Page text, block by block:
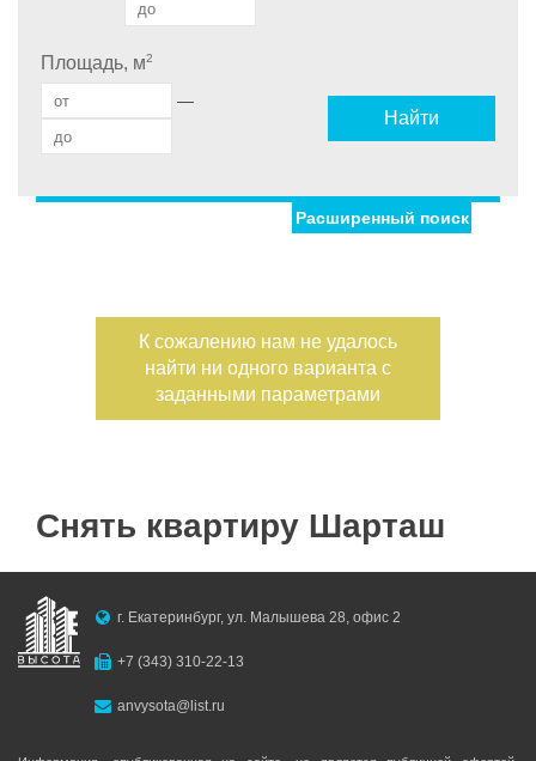
Площадь, м2
—
Найти
Дом С фото
Расширенный поиск
Снять квартиру Шарташ
К сожалению нам не удалось
найти ни одного варианта с
заданными параметрами
г. Екатеринбург, ул. Малышева 28, офис 2
+7 (343) 310-22-13
anvysota@list.ru